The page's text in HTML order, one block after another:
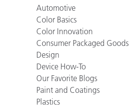
Automotive
Color Basics
Color Innovation
Consumer Packaged Goods
Design
Device How-To
Our Favorite Blogs
Paint and Coatings
Plastics